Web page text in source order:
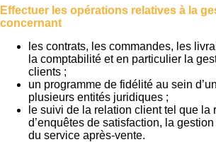
Effectuer les opérations relatives à la
concernant
les contrats, les commandes, les
la comptabilité et en particulier la
clients ;
un programme de fidélité au sein
plusieurs entités juridiques ;
le suivi de la relation client tel que la
d’enquêtes de satisfaction, la
du service après-vente.